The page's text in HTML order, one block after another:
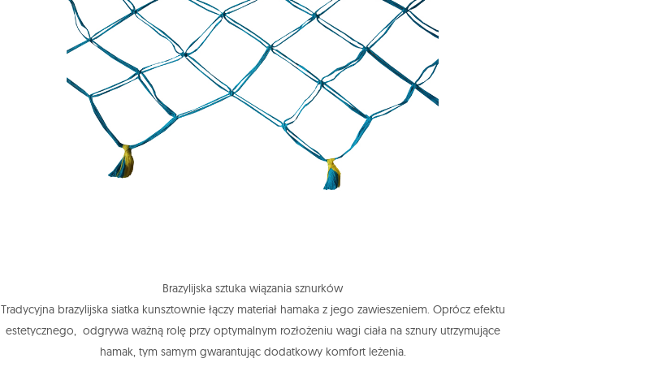
Brazylijska sztuka wiązania sznurków
Tradycyjna brazylijska siatka kunsztownie łączy materiał hamaka z jego zawieszeniem. Oprócz efektu
estetycznego, odgrywa ważną rolę przy optymalnym rozłożeniu wagi ciała na sznury utrzymujące
hamak, tym samym gwarantując dodatkowy komfort leżenia.